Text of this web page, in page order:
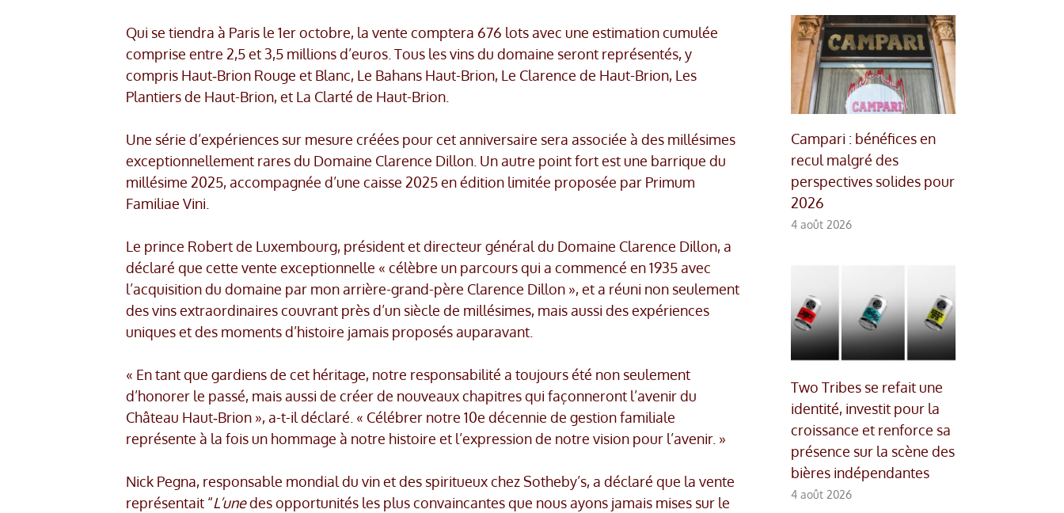
Qui se tiendra à Paris le 1er octobre, la vente comptera 676 lots avec une estimation cumulée
comprise entre 2,5 et 3,5 millions d’euros. Tous les vins du domaine seront représentés, y
compris Haut‑Brion Rouge et Blanc, Le Bahans Haut-Brion, Le Clarence de Haut-Brion, Les
Plantiers de Haut-Brion, et La Clarté de Haut-Brion.
Une série d’expériences sur mesure créées pour cet anniversaire sera associée à des millésimes
exceptionnellement rares du Domaine Clarence Dillon. Un autre point fort est une barrique du
millésime 2025, accompagnée d’une caisse 2025 en édition limitée proposée par Primum
Familiae Vini.
Le prince Robert de Luxembourg, président et directeur général du Domaine Clarence Dillon, a
déclaré que cette vente exceptionnelle « célèbre un parcours qui a commencé en 1935 avec
l’acquisition du domaine par mon arrière-grand-père Clarence Dillon », et a réuni non seulement
des vins extraordinaires couvrant près d’un siècle de millésimes, mais aussi des expériences
uniques et des moments d’histoire jamais proposés auparavant.
« En tant que gardiens de cet héritage, notre responsabilité a toujours été non seulement
d’honorer le passé, mais aussi de créer de nouveaux chapitres qui façonneront l’avenir du
Château Haut‑Brion », a-t-il déclaré. « Célébrer notre 10e décennie de gestion familiale
représente à la fois un hommage à notre histoire et l’expression de notre vision pour l’avenir. »
Nick Pegna, responsable mondial du vin et des spiritueux chez Sotheby’s, a déclaré que la vente
représentait “L’unedes opportunités les plus convaincantes que nous ayons jamais mises sur le
Campari : bénéfices en
recul malgré des
perspectives solides pour
2026
4 août 2026
Two Tribes se refait une
identité, investit pour la
croissance et renforce sa
présence sur la scène des
bières indépendantes
4 août 2026